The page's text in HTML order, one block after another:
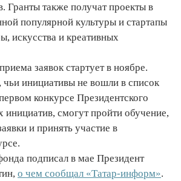
Гранты также получат проекты в
популярной культуры и стартапы
искусства и креативных
заявок стартует в ноябре.
инициативы не вошли в список
конкурсе Президентского
инициатив, смогут пройти обучение,
и принять участие в
подписал в мае Президент
о чем сообщал «Татар-информ».